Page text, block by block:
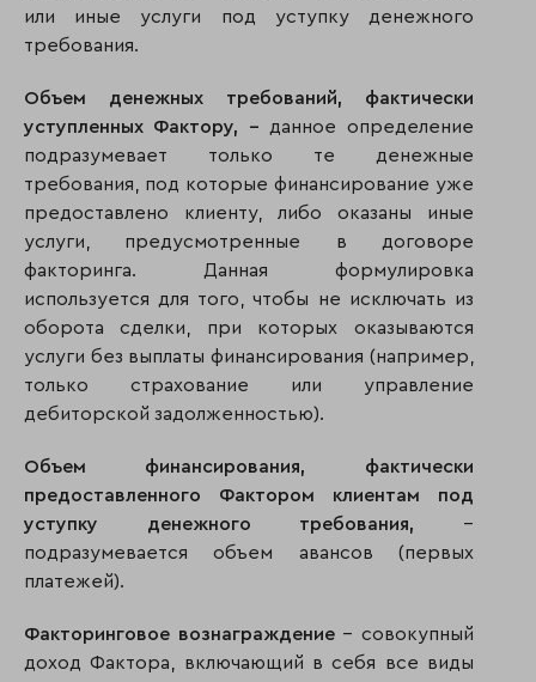
или иные услуги под уступку денежного
требования.
Объем денежных требований, фактически
уступленных Фактору, – данное определение
подразумевает только те денежные
требования, под которые финансирование уже
предоставлено клиенту, либо оказаны иные
услуги, предусмотренные в договоре
факторинга. Данная формулировка
используется для того, чтобы не исключать из
оборота сделки, при которых оказываются
услуги без выплаты финансирования (например,
только страхование или управление
дебиторской задолженностью).
Объем финансирования, фактически
предоставленного Фактором клиентам под
уступку денежного требования, –
подразумевается объем авансов (первых
платежей).
Факторинговое вознаграждение– совокупный
доход Фактора, включающий в себя все виды